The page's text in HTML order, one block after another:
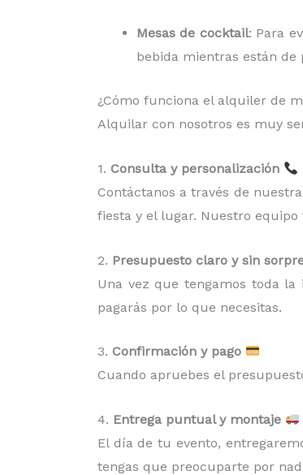
Mesas de cocktail: Para
bebida mientras están de
¿Cómo funciona el alquiler de
Alquilar con nosotros es muy
1. Consulta y personalización
Contáctanos a través de
fiesta y el lugar. Nuestro
2. Presupuesto claro y sin
Una vez que tengamos toda
pagarás por lo que necesitas.
3. Confirmación y pago
Cuando apruebes el
4. Entrega puntual y montaje
El día de tu evento,
tengas que preocuparte por